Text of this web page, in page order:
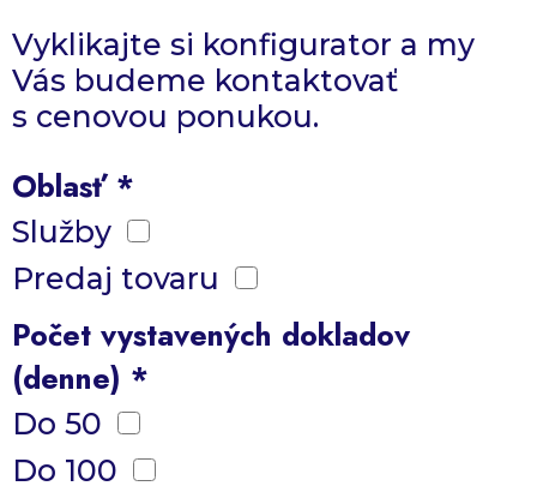
Vyklikajte si konfigurator a my
Vás budeme kontaktovať
s cenovou ponukou.
Oblasť *
Služby
Predaj tovaru
Počet vystavených dokladov
(denne) *
Do 50
Do 100